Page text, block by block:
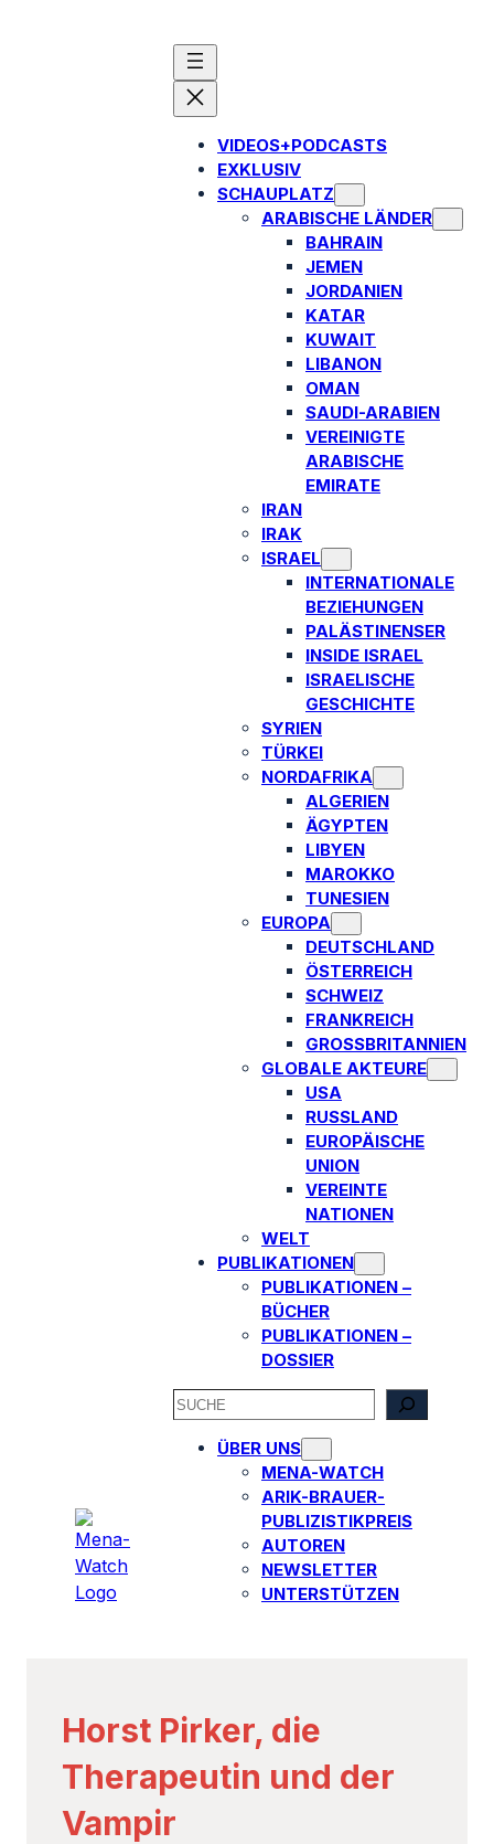
VIDEOS+PODCASTS
EXKLUSIV
SCHAUPLATZ
ARABISCHE LÄNDER
BAHRAIN
JEMEN
JORDANIEN
KATAR
KUWAIT
LIBANON
OMAN
SAUDI-ARABIEN
VEREINIGTE
ARABISCHE
EMIRATE
IRAN
IRAK
ISRAEL
INTERNATIONALE
BEZIEHUNGEN
PALÄSTINENSER
INSIDE ISRAEL
ISRAELISCHE
GESCHICHTE
SYRIEN
TÜRKEI
NORDAFRIKA
ALGERIEN
ÄGYPTEN
LIBYEN
MAROKKO
TUNESIEN
EUROPA
DEUTSCHLAND
ÖSTERREICH
SCHWEIZ
FRANKREICH
GROSSBRITANNIEN
GLOBALE AKTEURE
USA
RUSSLAND
EUROPÄISCHE
UNION
VEREINTE
NATIONEN
WELT
PUBLIKATIONEN
PUBLIKATIONEN –
BÜCHER
PUBLIKATIONEN –
DOSSIER
SEARCH
ÜBER UNS
MENA-WATCH
ARIK-BRAUER-
PUBLIZISTIKPREIS
AUTOREN​
NEWSLETTER
UNTERSTÜTZEN
Horst Pirker, die
Therapeutin und der
Vampir